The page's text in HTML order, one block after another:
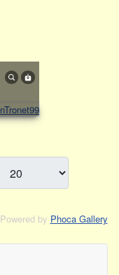
Powered by Phoca Gallery